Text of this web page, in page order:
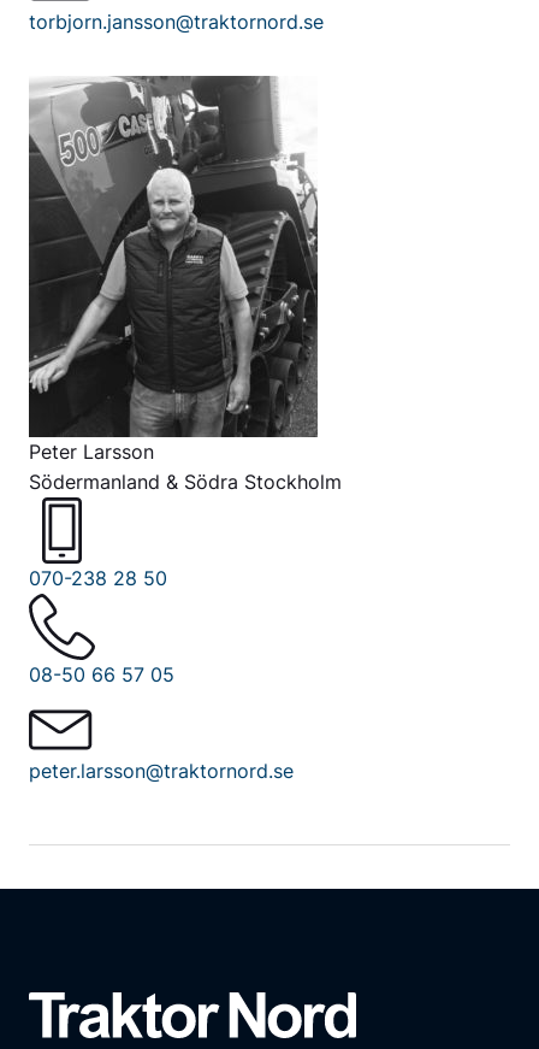
torbjorn.jansson@traktornord.se
Peter Larsson
Södermanland & Södra Stockholm
070-238 28 50
08-50 66 57 05
peter.larsson@traktornord.se